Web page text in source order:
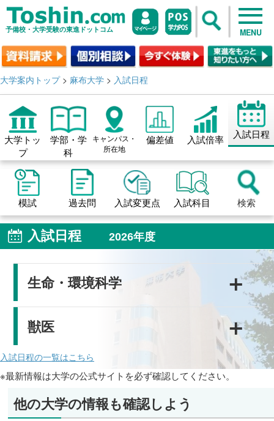
予備校・大学受験の東進ドットコム MENU
大学案内トップ> 麻布大学 > 入試日程
大学トッ
プ
学部・学
科
キャンパス・
所在地
偏差値 入試倍率 入試日程
模試 過去問 入試変更点 入試科目 検索
入試日程 2026年度
生命・環境科学 ＋
獣医 ＋
入試日程の一覧はこちら
※最新情報は大学の公式サイトを必ず確認してください。
他の大学の情報も確認しよう